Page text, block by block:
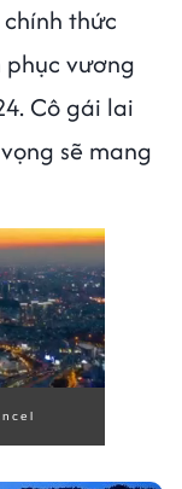
chính thức
phục vương
Cô gái lai
sẽ mang